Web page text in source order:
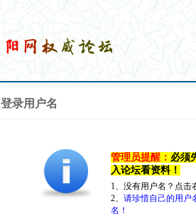
登录用户名
管理员提醒： 必须
入论坛看资料！
1、没有用户名？点
2、 请珍惜自己的用户
名！